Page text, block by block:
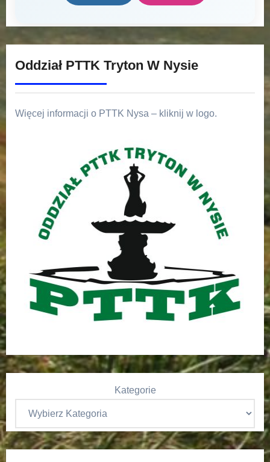
Oddział PTTK Tryton W Nysie
Więcej informacji o PTTK Nysa – kliknij w logo.
Kategorie